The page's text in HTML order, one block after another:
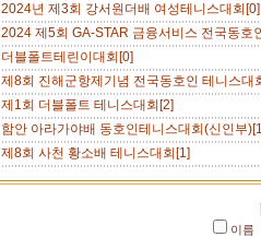
2024년 제3회 강서원더배 여성테니스대회[0]
2024 제5회 GA-STAR 금융서비스 전국동호
더블폴트테린이대회[0]
제8회 진해군항제기념 전국동호인 테니스대
제1회 더블폴트 테니스대회[2]
함안 아라가야배 동호인테니스대회(신인부
제8회 사천 황소배 테니스대회[1]
이름